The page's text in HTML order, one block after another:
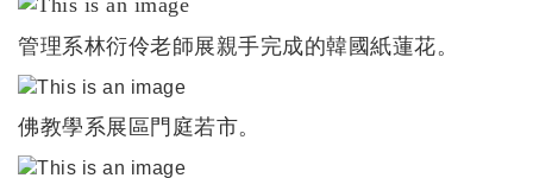
管理系林衍伶老師展親手完成的韓國紙蓮花。
佛教學系展區門庭若市。